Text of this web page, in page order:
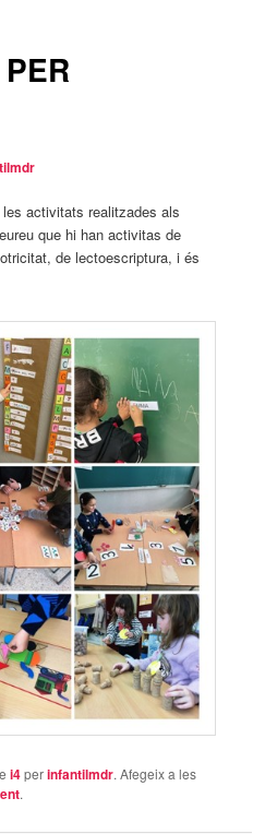
activitats realitzades als
que hi han activitas de
de lectoescriptura, i és
i4perinfantilmdr. Afegeix a les
.